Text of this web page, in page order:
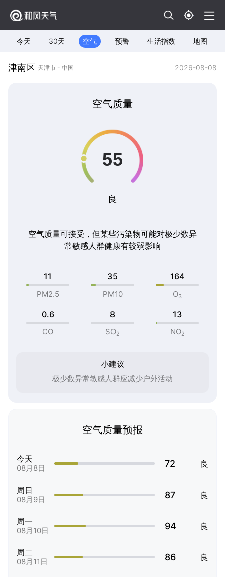
今天 30天 空气 预警 生活指数 地图
津南区 天津市 - 中国 2026-08-08
空气质量
良
空气质量可接受，但某些污染物可能对极少数异
常敏感人群健康有较弱影响
11
PM2.5
35
PM10
164
O3
0.6
CO
8
SO2
13
NO2
小建议
极少数异常敏感人群应减少户外活动
空气质量预报
今天
08月8日 72 良
周日
08月9日 87 良
周一
08月10日 94 良
周二
08月11日 86 良